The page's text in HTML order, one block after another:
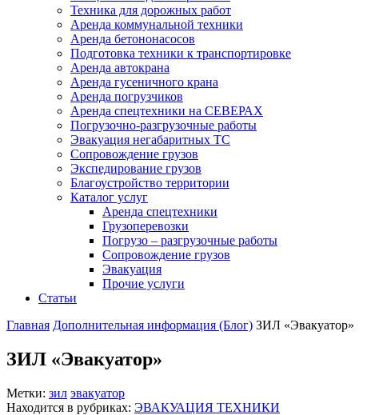
Техника для дорожных работ
Аренда коммунальной техники
Аренда бетононасосов
Подготовка техники к транспортировке
Аренда автокрана
Аренда гусеничного крана
Аренда погрузчиков
Аренда спецтехники на СЕВЕРАХ
Погрузочно-разгрузочные работы
Эвакуация негабаритных ТС
Сопровождение грузов
Экспедирование грузов
Благоустройство территории
Каталог услуг
Аренда спецтехники
Грузоперевозки
Погрузо – разгрузочные работы
Сопровождение грузов
Эвакуация
Прочие услуги
Статьи
Главная Дополнительная информация (Блог) ЗИЛ «Эвакуатор»
ЗИЛ «Эвакуатор»
Метки: зил эвакуатор
Находится в рубриках: ЭВАКУАЦИЯ ТЕХНИКИ